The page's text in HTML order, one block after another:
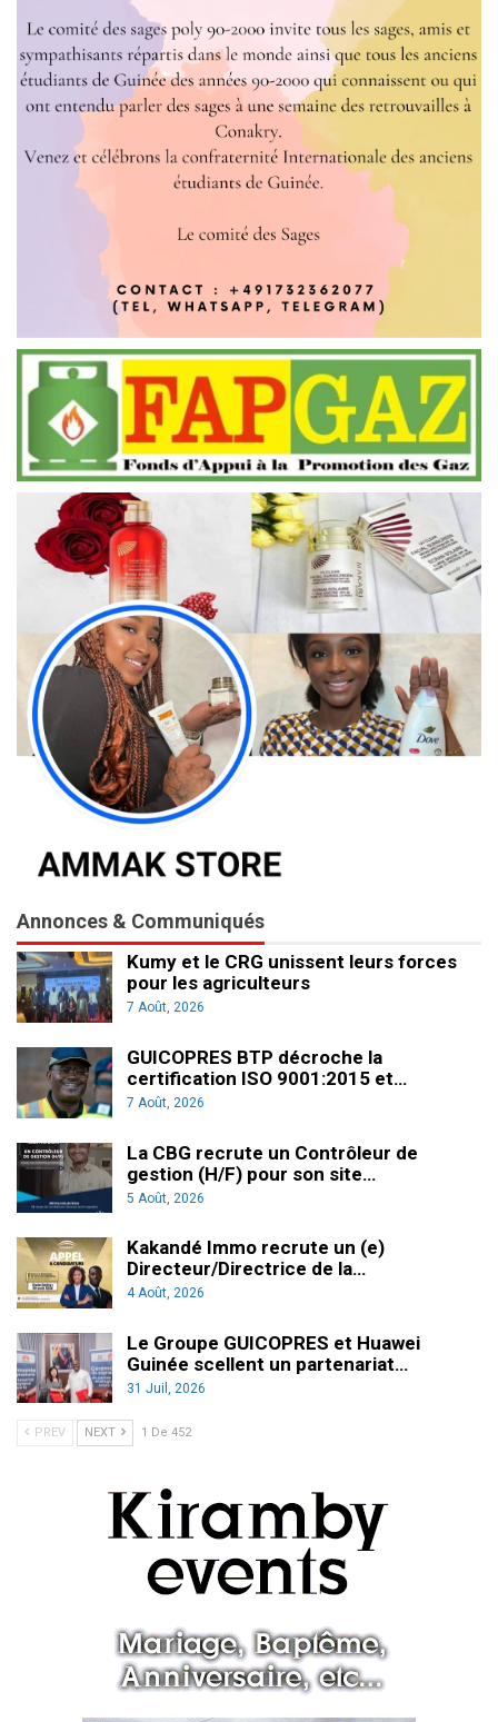
Annonces & Communiqués
Kumy et le CRG unissent leurs forces
pour les agriculteurs
7 Août, 2026
GUICOPRES BTP décroche la
certification ISO 9001:2015 et…
7 Août, 2026
La CBG recrute un Contrôleur de
gestion (H/F) pour son site…
5 Août, 2026
Kakandé Immo recrute un (e)
Directeur/Directrice de la…
4 Août, 2026
Le Groupe GUICOPRES et Huawei
Guinée scellent un partenariat…
31 Juil, 2026
PREV NEXT 1 De 452